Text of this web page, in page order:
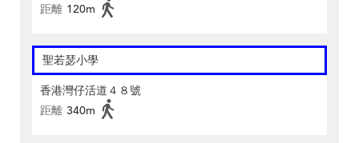
距離 120m
聖若瑟小學
香港灣仔活道４８號
距離 340m